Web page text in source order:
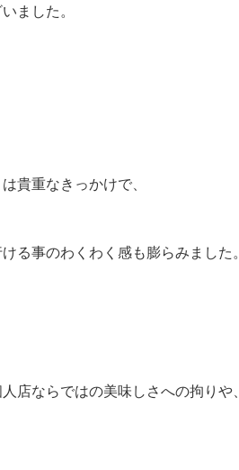
ました。
貴重なきっかけで、
る事のわくわく感も膨らみました。
店ならではの美味しさへの拘りや、